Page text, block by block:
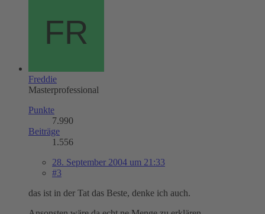
Freddie
Masterprofessional
Punkte
7.990
Beiträge
1.556
28. September 2004 um 21:33
#3
das ist in der Tat das Beste, denke ich auch.